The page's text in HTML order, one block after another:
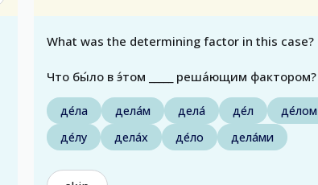
What was the determining factor in this case?
Что бы́ло в э́том _____ реша́ющим фактором?
де́ла дела́м дела́ де́л де́лом
де́лу
дела́х де́ло дела́ми